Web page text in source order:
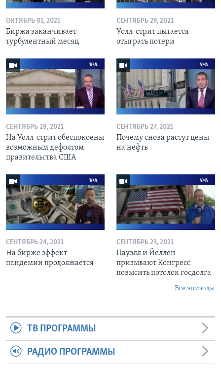
ОКТЯБРЬ 01, 2021
Биржа заканчивает
турбулентный месяц
СЕНТЯБРЬ 29, 2021
Уолл-стрит пытается
отыграть потери
СЕНТЯБРЬ 28, 2021
На Уолл-стрит обеспокоены
возможным дефолтом
правительства США
СЕНТЯБРЬ 27, 2021
Почему снова растут цены
на нефть
СЕНТЯБРЬ 24, 2021
На бирже эффект
пандемии продолжается
СЕНТЯБРЬ 23, 2021
Пауэлл и Йеллен
призывают Конгресс
повысить потолок госдолга
Все эпизоды
ТВ ПРОГРАММЫ
РАДИО ПРОГРАММЫ